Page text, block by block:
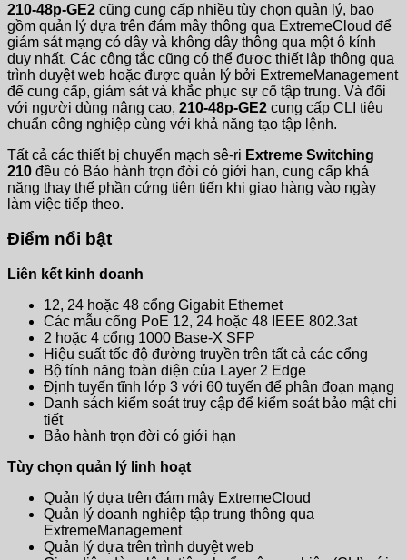
210-48p-GE2 cũng cung cấp nhiều tùy chọn quản lý, bao
gồm quản lý dựa trên đám mây thông qua ExtremeCloud để
giám sát mạng có dây và không dây thông qua một ô kính
duy nhất. Các công tắc cũng có thể được thiết lập thông qua
trình duyệt web hoặc được quản lý bởi ExtremeManagement
để cung cấp, giám sát và khắc phục sự cố tập trung. Và đối
với người dùng nâng cao, 210-48p-GE2 cung cấp CLI tiêu
chuẩn công nghiệp cùng với khả năng tạo tập lệnh.
Tất cả các thiết bị chuyển mạch sê-ri Extreme Switching
210 đều có Bảo hành trọn đời có giới hạn, cung cấp khả
năng thay thế phần cứng tiên tiến khi giao hàng vào ngày
làm việc tiếp theo.
Điểm nổi bật
Liên kết kinh doanh
12, 24 hoặc 48 cổng Gigabit Ethernet
Các mẫu cổng PoE 12, 24 hoặc 48 IEEE 802.3at
2 hoặc 4 cổng 1000 Base-X SFP
Hiệu suất tốc độ đường truyền trên tất cả các cổng
Bộ tính năng toàn diện của Layer 2 Edge
Định tuyến tĩnh lớp 3 với 60 tuyến để phân đoạn mạng
Danh sách kiểm soát truy cập để kiểm soát bảo mật chi
tiết
Bảo hành trọn đời có giới hạn
Tùy chọn quản lý linh hoạt
Quản lý dựa trên đám mây ExtremeCloud
Quản lý doanh nghiệp tập trung thông qua
ExtremeManagement
Quản lý dựa trên trình duyệt web